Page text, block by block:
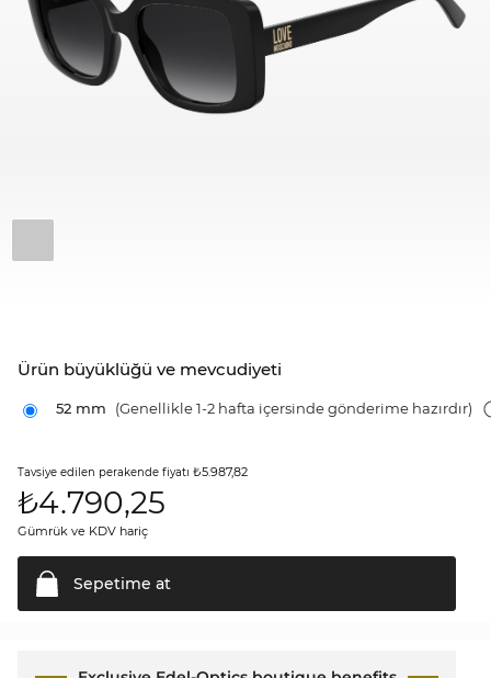
Ürün büyüklüğü ve mevcudiyeti
52 mm (Genellikle 1-2 hafta içersinde gönderime hazırdır)
Tavsiye edilen perakende fiyatı ₺5.987,82
₺4.790,25
Gümrük ve KDV hariç
Sepetime at